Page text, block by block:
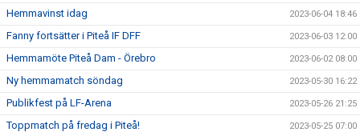
Hemmavinst idag 2023-06-04 18:46
Fanny fortsätter i Piteå IF DFF 2023-06-03 12:00
Hemmamöte Piteå Dam - Örebro 2023-06-02 08:00
Ny hemmamatch söndag 2023-05-30 16:22
Publikfest på LF-Arena 2023-05-26 21:25
Toppmatch på fredag i Piteå! 2023-05-25 07:00